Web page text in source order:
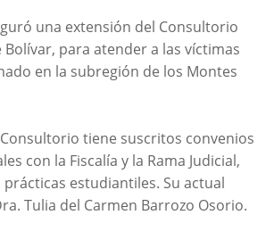
una extensión del Consultorio
Bolívar, para atender a las víctimas
en la subregión de los Montes
tiene suscritos convenios
con la Fiscalía y la Rama Judicial,
estudiantiles. Su actual
Tulia del Carmen Barrozo Osorio.